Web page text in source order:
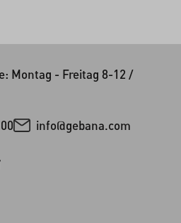
Montag - Freitag 8-12 /
info@gebana.com